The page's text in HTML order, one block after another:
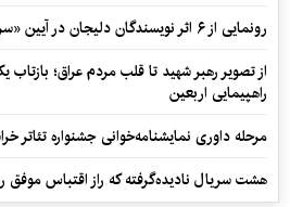
رونمایی از ۶ اثر نویسندگان دلیجان در آیین «سر این قلم سلامت»
از تصویر رهبر شهید تا قلب مردم عراق؛
راهپیمایی اربعین
مرحله داوری نمایشنامه‌خوانی جشنواره تئاتر
هشت سریال نادیده‌گرفته که راز اقتباس